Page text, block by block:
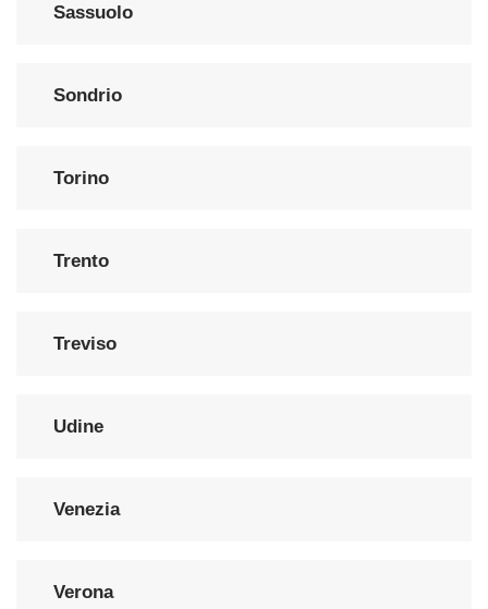
Sassuolo
Sondrio
Torino
Trento
Treviso
Udine
Venezia
Verona